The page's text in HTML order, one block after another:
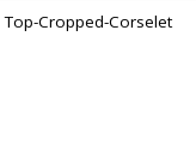
Top-Cropped-Corselet